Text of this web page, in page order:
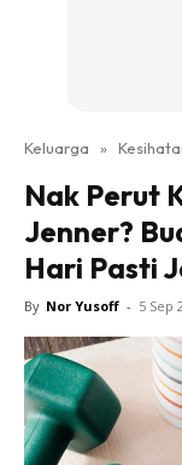
Keluarga »
Nak Perut
Jenner?
Hari Pasti
By Nor Yusoff - 5 Sep